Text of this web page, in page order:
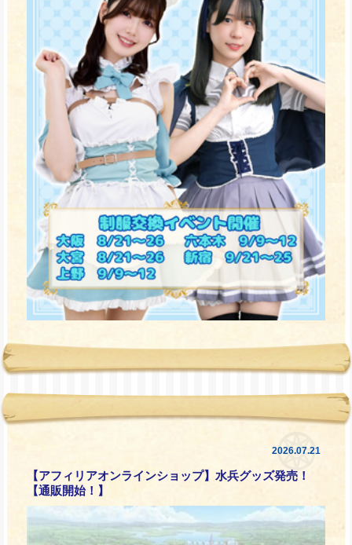
2026.07.21
【アフィリアオンラインショップ】水兵グッズ発売！
【通販開始！】